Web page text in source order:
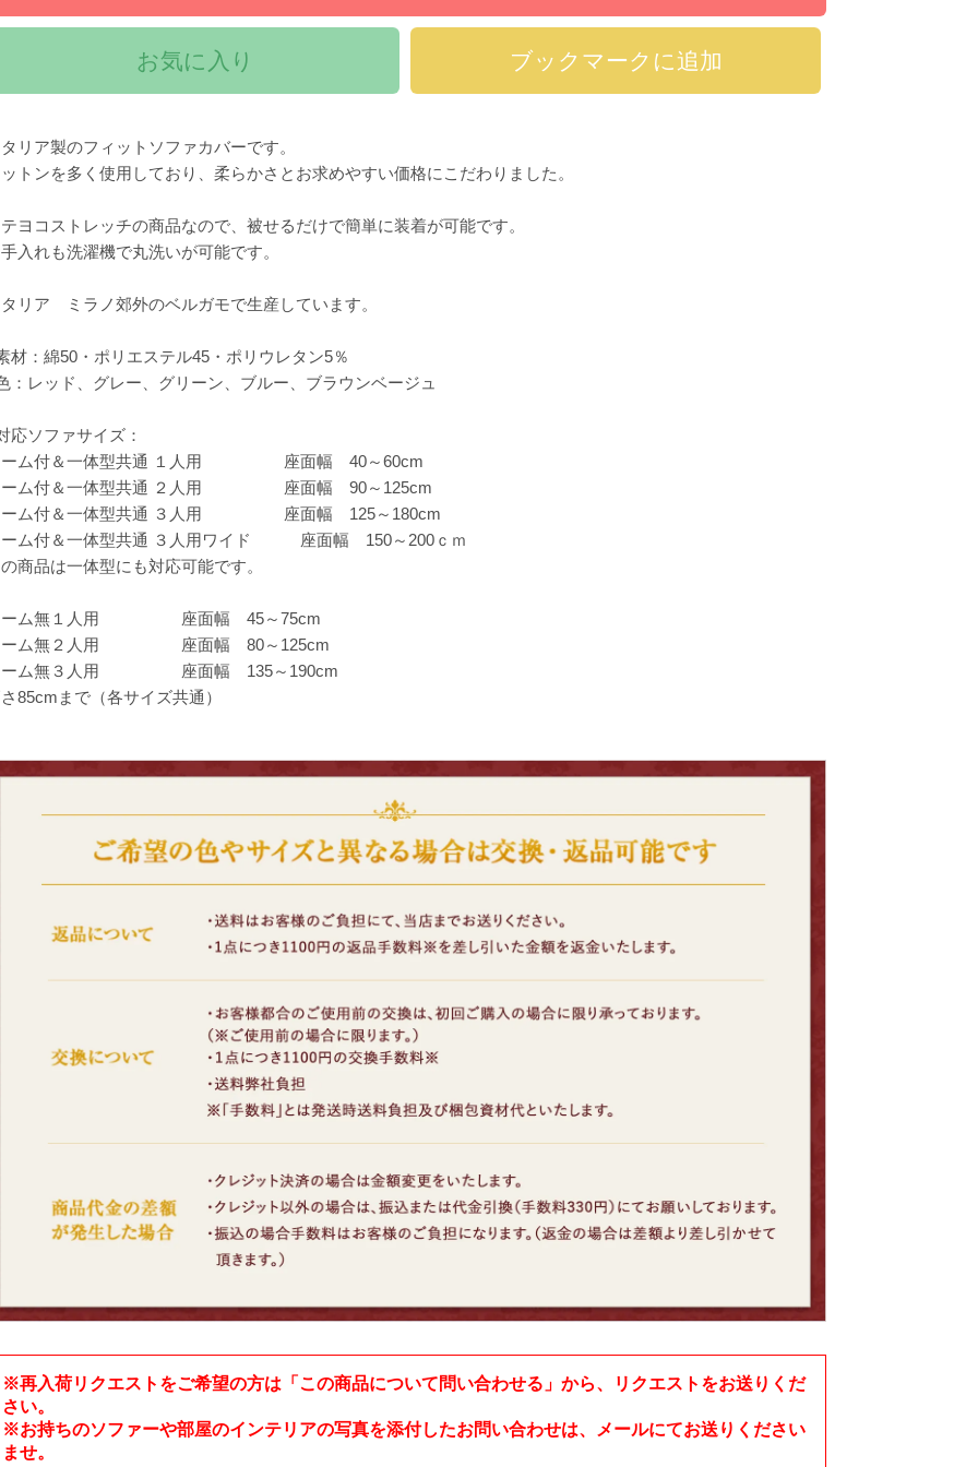
お気に入り
リア製のフィットソファカバーです。
トンを多く使用しており、柔らかさとお求めやすい価格にこだわりました。
ヨコストレッチの商品なので、被せるだけで簡単に装着が可能です。
入れも洗濯機で丸洗いが可能です。
リア ミラノ郊外のベルガモで生産しています。
材：綿50・ポリエステル45・ポリウレタン5％
：レッド、グレー、グリーン、ブルー、ブラウンベージュ
応ソファサイズ：
ーム付＆一体型共通 １人用 座面幅 40～60cm
ーム付＆一体型共通 ２人用 座面幅 90～125cm
ーム付＆一体型共通 ３人用 座面幅 125～180cm
ム付＆一体型共通 ３人用ワイド 座面幅 150～200ｃｍ
商品は一体型にも対応可能です。
ーム無１人用 座面幅 45～75cm
ーム無２人用 座面幅 80～125cm
ーム無３人用 座面幅 135～190cm
85cmまで（各サイズ共通）
※再入荷リクエストをご希望の方は「この商品について問い合わせる」から、リクエストをお送りくだ
さい。
※お持ちのソファーや部屋のインテリアの写真を添付したお問い合わせは、メールにてお送りください
ませ。